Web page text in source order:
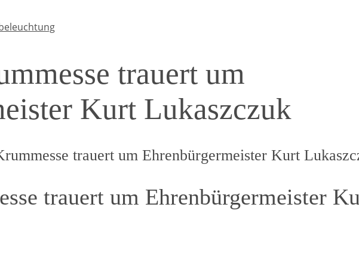
trauert um
Kurt Lukaszczuk
trauert um Ehrenbürgermeister Kurt
trauert um Ehrenbürgermeister